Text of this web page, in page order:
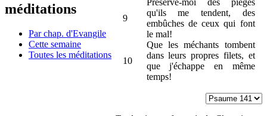
méditations
Par chap. d'Evangile
Cette semaine
Toutes les méditations
9
qu'ils me tendent, des
embûches de ceux qui font
le mal!
10
Que les méchants tombent
dans leurs propres filets, et
que j'échappe en même
temps!